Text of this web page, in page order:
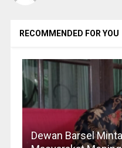
RECOMMENDED FOR YOU
Dewan Barsel